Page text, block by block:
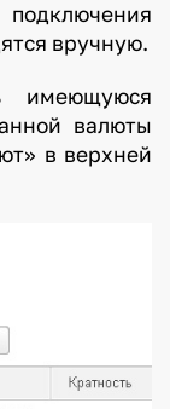
вручную.
имеющуюся
валюты
в верхней